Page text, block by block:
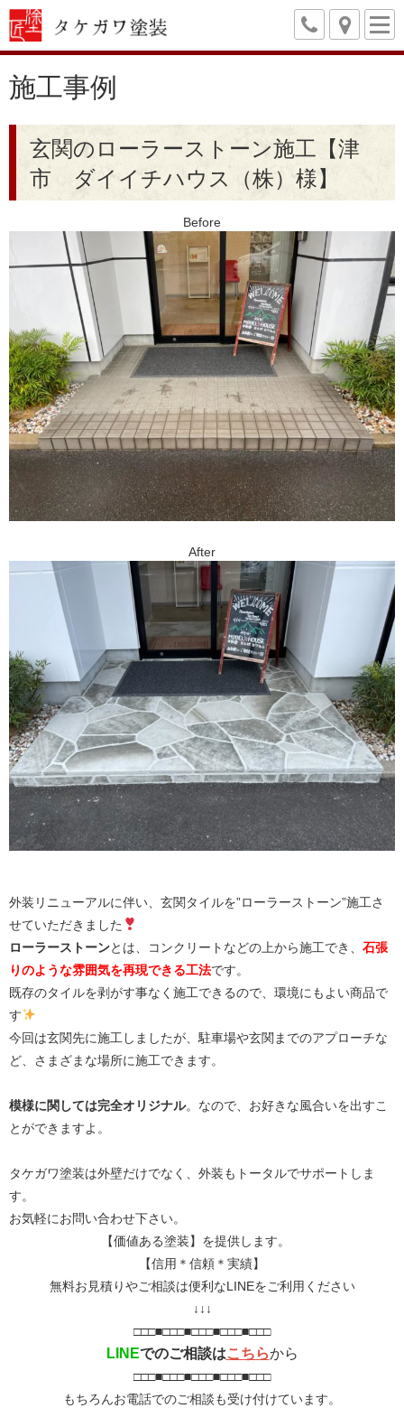
施工事例
玄関のローラーストーン施工【津
市 ダイイチハウス（株）様】
Before
After
外装リニューアルに伴い、玄関タイルを”ローラーストーン”施工さ
せていただきました
ローラーストーンとは、コンクリートなどの上から施工でき、 石張
りのような雰囲気を再現できる工法です。
既存のタイルを剥がす事なく施工できるので、環境にもよい商品で
す
今回は玄関先に施工しましたが、駐車場や玄関までのアプローチな
ど、さまざまな場所に施工できます。
模様に関しては完全オリジナル。なので、お好きな風合いを出すこ
とができますよ。
タケガワ塗装は外壁だけでなく、外装もトータルでサポートしま
す。
お気軽にお問い合わせ下さい。
【価値ある塗装】を提供します。
【信用＊信頼＊実績】
無料お見積りやご相談は便利なLINEをご利用ください
↓↓↓
□□□■□□□■□□□■□□□■□□□
LINEでのご相談はこちらから
□□□■□□□■□□□■□□□■□□□
もちろんお電話でのご相談も受け付けています。